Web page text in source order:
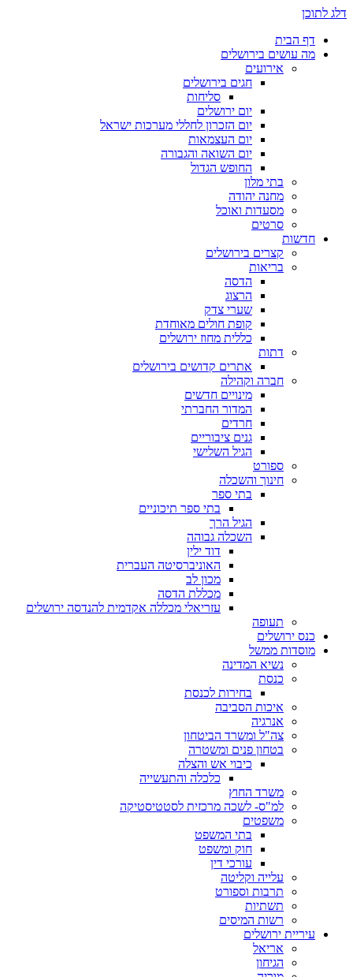
דלג לתוכן
דף הבית
מה עושים בירושלים
אירועים
חגים בירושלים
סליחות
יום ירושלים
יום הזכרון לחללי מערכות ישראל
יום העצמאות
יום השואה והגבורה
החופש הגדול
בתי מלון
מחנה יהודה
מסעדות ואוכל
סרטים
חדשות
קצרים בירושלים
בריאות
הדסה
הרצוג
שערי צדק
קופת חולים מאוחדת
כללית מחוז ירושלים
דתות
אתרים קדושים בירושלים
חברה וקהילה
מינויים חדשים
המדור החברתי
חרדים
גנים ציבוריים
הגיל השלישי
ספורט
חינוך והשכלה
בתי ספר
בתי ספר תיכוניים
הגיל הרך
השכלה גבוהה
דוד ילין
האוניברסיטה העברית
מכון לב
מכללת הדסה
עזריאלי מכללה אקדמית להנדסה ירושלים
תעופה
כנס ירושלים
מוסדות ממשל
נשיא המדינה
כנסת
בחירות לכנסת
איכות הסביבה
אנרגיה
צה"ל ומשרד הביטחון
בטחון פנים ומשטרה
כיבוי אש והצלה
כלכלה והתעשייה
משרד החוץ
למ"ס- לשכה מרכזית לסטטיסטיקה
משפטים
בתי המשפט
חוק ומשפט
עורכי דין
עלייה וקליטה
תרבות וספורט
תשתיות
רשות המיסים
עיריית ירושלים
אריאל
הגיחון